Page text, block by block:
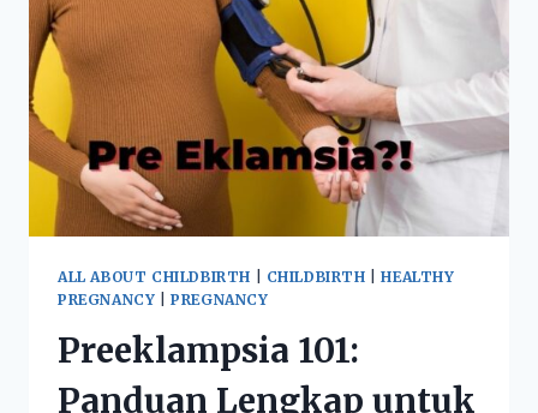
ALL ABOUT CHILDBIRTH CHILDBIRTH |HEALTHY
PREGNANCY |PREGNANCY
Preeklampsia 101:
Panduan Lengkap untuk